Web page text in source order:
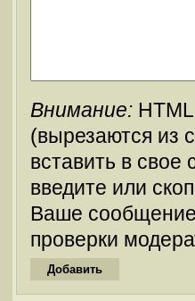
Внимание:
(вырезаются из
вставить в
введите или
Ваше
проверки